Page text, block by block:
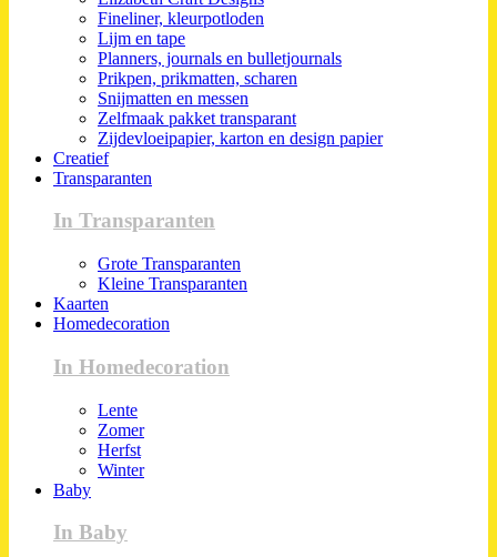
Fineliner, kleurpotloden
Lijm en tape
Planners, journals en bulletjournals
Prikpen, prikmatten, scharen
Snijmatten en messen
Zelfmaak pakket transparant
Zijdevloeipapier, karton en design papier
Creatief
Transparanten
In Transparanten
Grote Transparanten
Kleine Transparanten
Kaarten
Homedecoration
In Homedecoration
Lente
Zomer
Herfst
Winter
Baby
In Baby